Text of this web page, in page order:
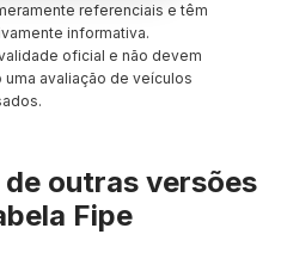
referenciais e têm
informativa.
oficial e não devem
avaliação de veículos
outras versões
Fipe